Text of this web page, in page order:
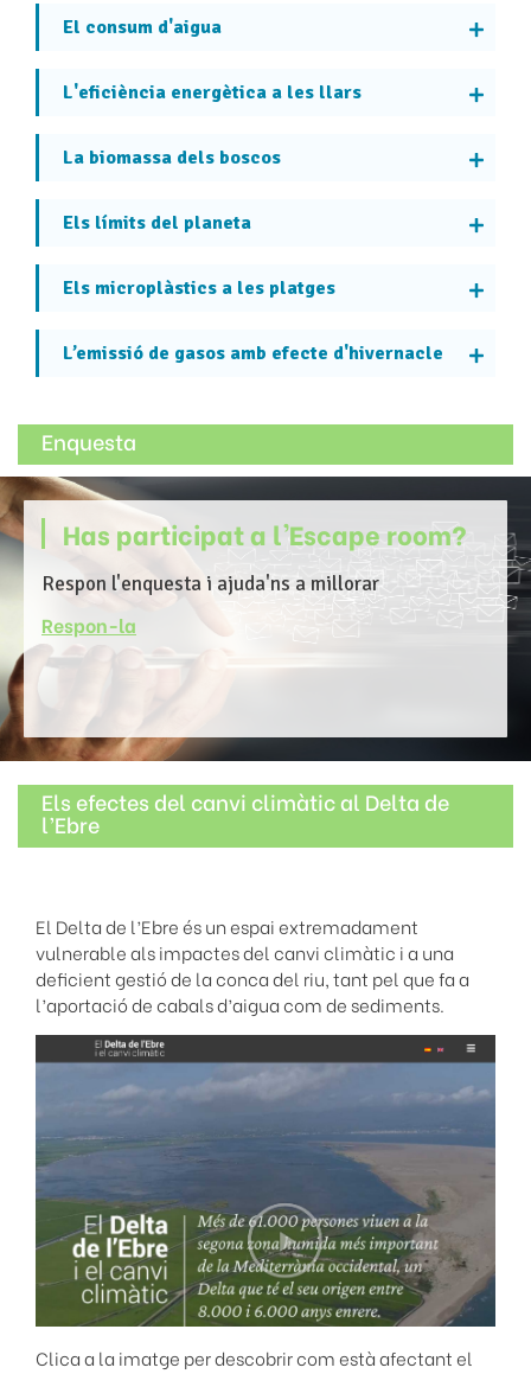
El consum d'aigua
L'eficiència energètica a les llars
La biomassa dels boscos
Els límits del planeta
Els microplàstics a les platges
L’emissió de gasos amb efecte d'hivernacle
Enquesta
Has participat a l'Escape room?
Respon l'enquesta i ajuda'ns a millorar
Respon-la
Els efectes del canvi climàtic al Delta de
l’Ebre
El Delta de l’Ebre és un espai extremadament
vulnerable als impactes del canvi climàtic i a una
deficient gestió de la conca del riu, tant pel que fa a
l’aportació de cabals d’aigua com de sediments.
Clica a la imatge per descobrir com està afectant el